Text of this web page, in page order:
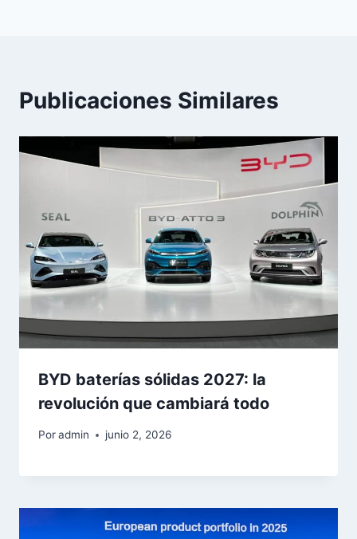
Publicaciones Similares
BYD baterías sólidas 2027: la
revolución que cambiará todo
Poradmin junio 2, 2026